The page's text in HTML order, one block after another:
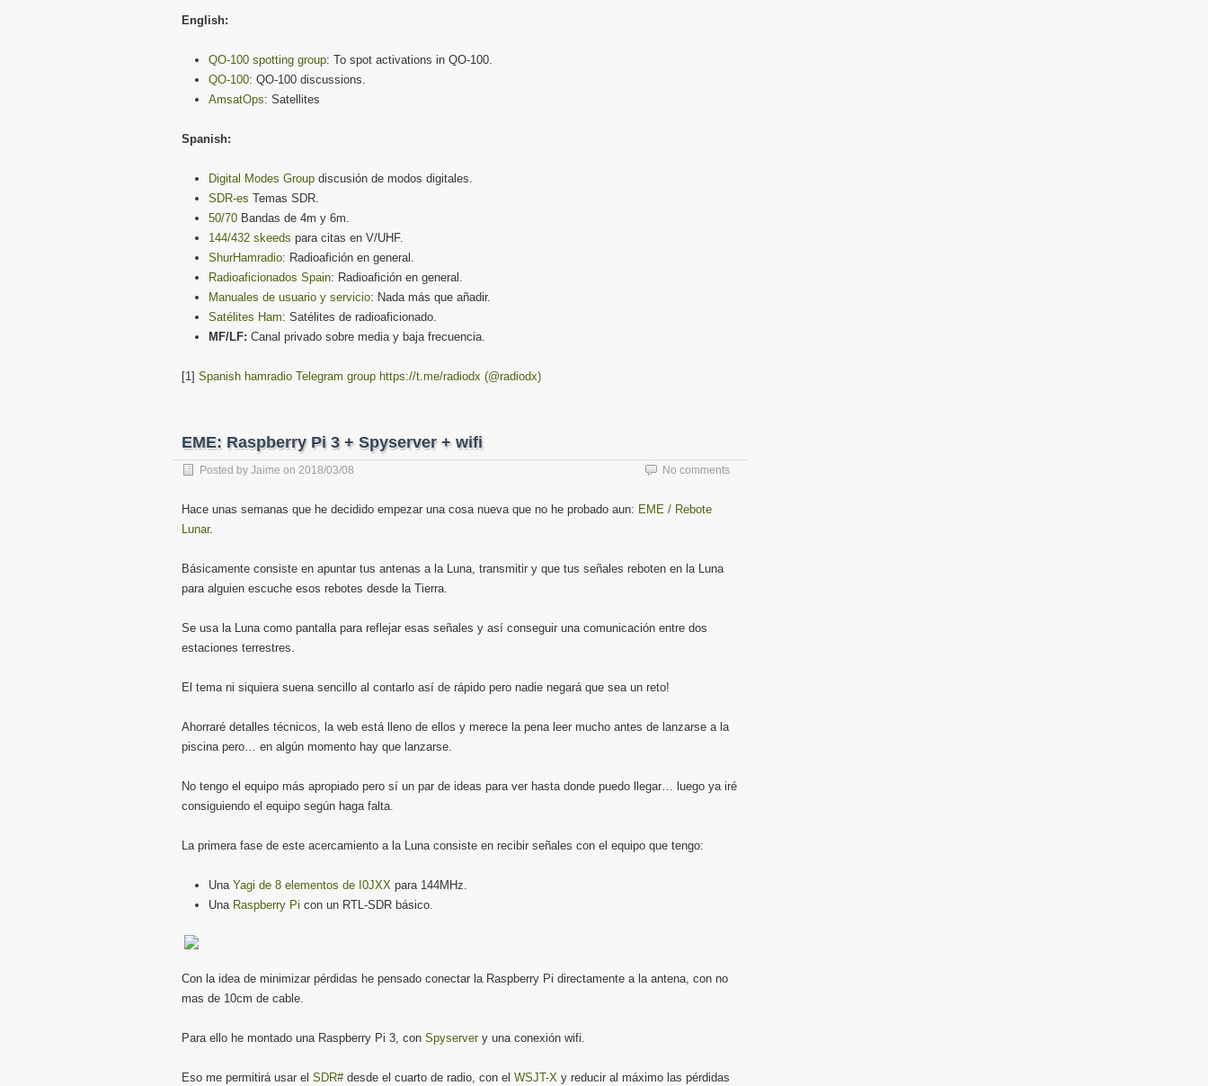
English:
QO-100 spotting group: To spot activations in QO-100.
QO-100: QO-100 discussions.
AmsatOps: Satellites
Spanish:
Digital Modes Group discusión de modos digitales.
SDR-es Temas SDR.
50/70 Bandas de 4m y 6m.
144/432 skeeds para citas en V/UHF.
ShurHamradio: Radioafición en general.
Radioaficionados Spain: Radioafición en general.
Manuales de usuario y servicio: Nada más que añadir.
Satélites Ham: Satélites de radioaficionado.
MF/LF: Canal privado sobre media y baja frecuencia.
[1] Spanish hamradio Telegram group https://t.me/radiodx (@radiodx)
EME: Raspberry Pi 3 + Spyserver + wifi
Posted by Jaime on 2018/03/08 No comments
Hace unas semanas que he decidido empezar una cosa nueva que no he probado aun: EME / Rebote
Lunar.
Básicamente consiste en apuntar tus antenas a la Luna, transmitir y que tus señales reboten en la Luna
para alguien escuche esos rebotes desde la Tierra.
Se usa la Luna como pantalla para reflejar esas señales y así conseguir una comunicación entre dos
estaciones terrestres.
El tema ni siquiera suena sencillo al contarlo así de rápido pero nadie negará que sea un reto!
Ahorraré detalles técnicos, la web está lleno de ellos y merece la pena leer mucho antes de lanzarse a la
piscina pero… en algún momento hay que lanzarse.
No tengo el equipo más apropiado pero sí un par de ideas para ver hasta donde puedo llegar… luego ya iré
consiguiendo el equipo según haga falta.
La primera fase de este acercamiento a la Luna consiste en recibir señales con el equipo que tengo:
Una Yagi de 8 elementos de I0JXX para 144MHz.
Una Raspberry Pi con un RTL-SDR básico.
Con la idea de minimizar pérdidas he pensado conectar la Raspberry Pi directamente a la antena, con no
mas de 10cm de cable.
Para ello he montado una Raspberry Pi 3, con Spyservery una conexión wifi.
Eso me permitirá usar el SDR#desde el cuarto de radio, con el WSJT-X y reducir al máximo las pérdidas